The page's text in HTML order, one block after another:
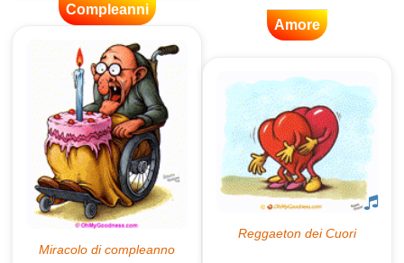
Compleanni
Amore